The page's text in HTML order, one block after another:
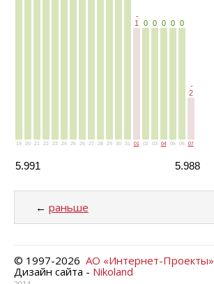
5.991
19 20 21 22 23 24 25 26 27 28 29 30 31
-
1
01
0
02
0
03
0
04
0
05
0
06
5.988
-
2
07
← раньше
© 1997-2026 АО «Интернет-Проекты»
Дизайн сайта - Nikoland